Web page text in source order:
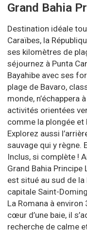
Grand Bahia
Destination idéale
Caraïbes, la
ses kilomètres de
séjournez à Punta
Bayahibe avec ses
plage de Bavaro,
monde, n’échappera
activités orientées
comme la plongée et
Explorez aussi
sauvage qui y règne.
Inclus, si complète !
Grand Bahia
est situé au sud de
capitale Saint-
La Romana à
cœur d’une baie, il
recherche de calme